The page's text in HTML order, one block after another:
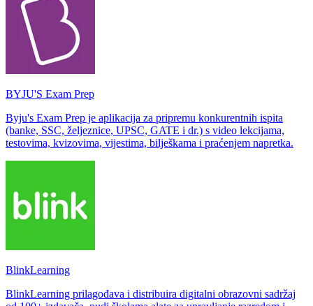
BYJU'S Exam Prep
Byju's Exam Prep je aplikacija za pripremu konkurentnih ispita
(banke, SSC, željeznice, UPSC, GATE i dr.) s video lekcijama,
testovima, kvizovima, vijestima, bilješkama i praćenjem napretka.
BlinkLearning
BlinkLearning prilagođava i distribuira digitalni obrazovni sadržaj